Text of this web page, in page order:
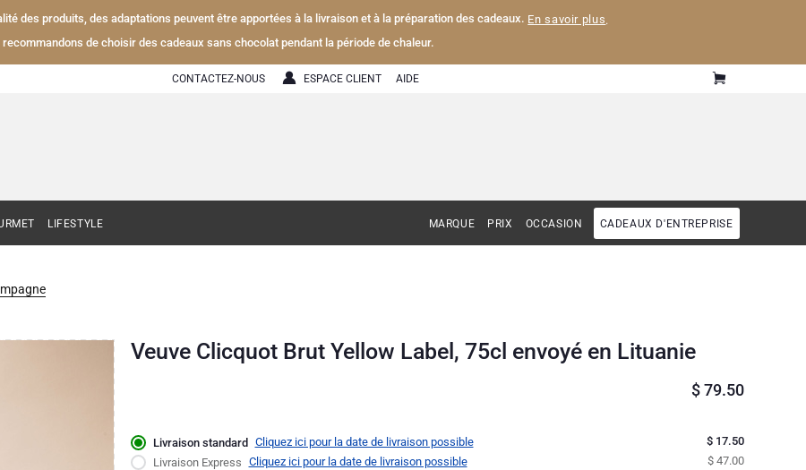
des produits, des adaptations peuvent être apportées à la livraison et à la préparation des cadeaux. En savoir plus.
recommandons de choisir des cadeaux sans chocolat pendant la période de chaleur.
CONTACTEZ-NOUS ESPACE CLIENT AIDE
LIFESTYLE MARQUE PRIX OCCASION CADEAUX D'ENTREPRISE
Veuve Clicquot Brut Yellow Label, 75cl envoyé en Lituanie
$ 79.50
Livraison standard Cliquez ici pour la date de livraison possible
$ 17.50
Livraison Express Cliquez ici pour la date de livraison possible $ 47.00